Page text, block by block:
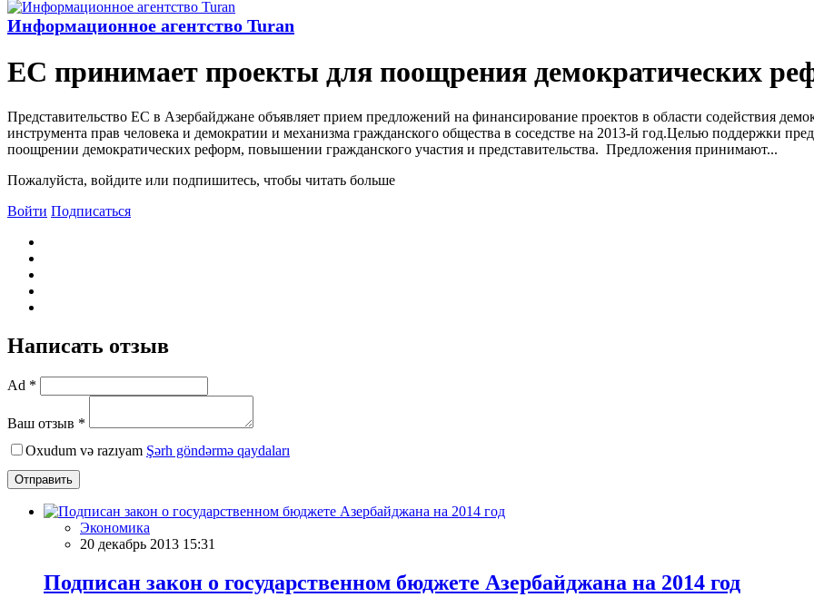
Информационное агентство Turan
ЕС принимает проекты для поощрения демократических
Представительство ЕС в Азербайджане объявляет прием предложений на финансирование проектов в области содействия
инструмента прав человека и демократии и механизма гражданского общества в соседстве на 2013-й год.Целью поддержки
поощрении демократических реформ, повышении гражданского участия и представительства. Предложения принимают...
Пожалуйста, войдите или подпишитесь, чтобы читать больше
Войти Подписаться
Написать отзыв
Ad *
Ваш отзыв *
Oxudum və razıyam Şərh göndərmə qaydaları
Отправить
Экономика
20 декабрь 2013 15:31
Подписан закон о государственном бюджете Азербайджана на 2014 год